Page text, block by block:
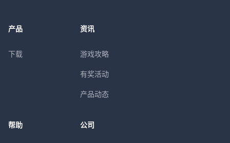
产品
下载
资讯
游戏攻略
有奖活动
产品动态
帮助 公司